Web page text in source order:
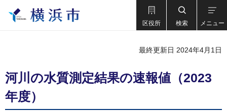
区役所 検索 メニュー
最終更新日 2024年4月1日
河川の水質測定結果の速報値（2023
年度）